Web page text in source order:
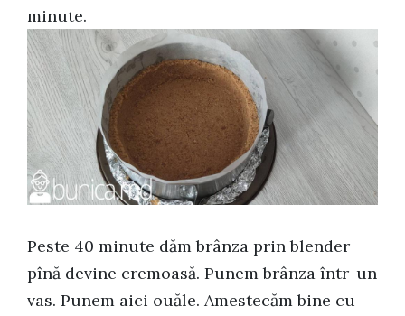
minute.
Peste 40 minute dăm brânza prin blender
pînă devine cremoasă. Punem brânza într-un
vas. Punem aici ouăle. Amestecăm bine cu